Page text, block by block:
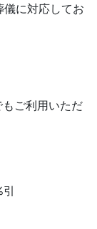
儀に対応してお
もご利用いただ